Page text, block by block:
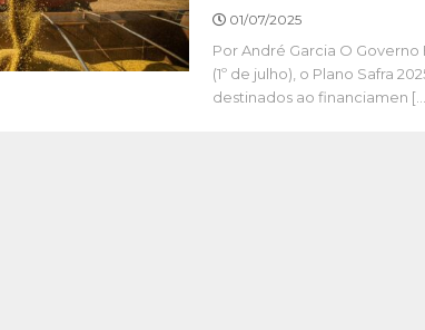
01/07/2025
Por André Garcia O
(1º de julho), o Plano Safra
destinados ao financiamen